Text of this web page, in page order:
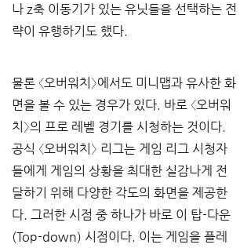
나 z축 이동기가 있는 유닛들을 선택하는 전
략이 유행하기도 했다.
물론 〈오버워치〉에서도 미니맵과 유사한 화
면을 볼 수 있는 경우가 있다. 바로 〈오버워
치〉의 프로 레벨 경기를 시청하는 것이다.
공식 〈오버워치〉 리그는 게임 리그 시청자
들에게 게임의 상황을 최대한 실감나게 전
달하기 위해 다양한 각도의 화면을 제공한
다. 그러한 시점 중 하나가 바로 이 탑-다운
(Top-down) 시점이다. 이는 게임을 플레